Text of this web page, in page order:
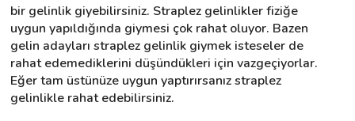
bir gelinlik giyebilirsiniz. Straplez gelinlikler fiziğe
uygun yapıldığında giymesi çok rahat oluyor. Bazen
gelin adayları straplez gelinlik giymek isteseler de
rahat edemediklerini düşündükleri için vazgeçiyorlar.
Eğer tam üstünüze uygun yaptırırsanız straplez
gelinlikle rahat edebilirsiniz.